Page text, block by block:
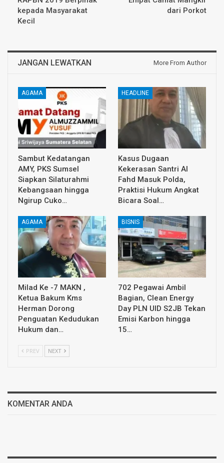
kepada Masyarakat
Kecil
dari Porkot
JANGAN LEWATKAN More From Author
AGAMA
Sambut Kedatangan
AMY, PKS Sumsel
Siapkan Silaturahmi
Kebangsaan hingga
Ngirup Cuko…
HEADLINE
Kasus Dugaan
Kekerasan Santri Al
Fahd Masuk Polda,
Praktisi Hukum Angkat
Bicara Soal…
AGAMA
Milad Ke -7 MAKN ,
Ketua Bakum Kms
Herman Dorong
Penguatan Kedudukan
Hukum dan…
BISNIS
702 Pegawai Ambil
Bagian, Clean Energy
Day PLN UID S2JB Tekan
Emisi Karbon hingga
15…
PREV NEXT
KOMENTAR ANDA